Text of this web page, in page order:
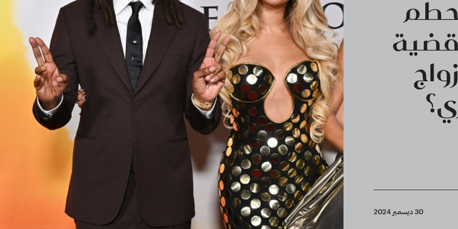
30 ديسمبر 2024